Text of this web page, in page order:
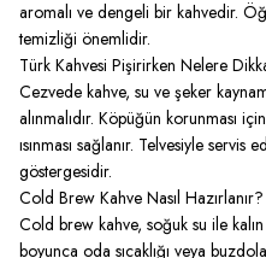
aromalı ve dengeli bir kahvedir.
temizliği önemlidir.
Türk Kahvesi Pişirirken Nelere
Cezvede kahve, su ve şeker
alınmalıdır. Köpüğün korunması
ısınması sağlanır. Telvesiyle
göstergesidir.
Cold Brew Kahve Nasıl Hazırlanır?
Cold brew kahve, soğuk su ile
boyunca oda sıcaklığı veya